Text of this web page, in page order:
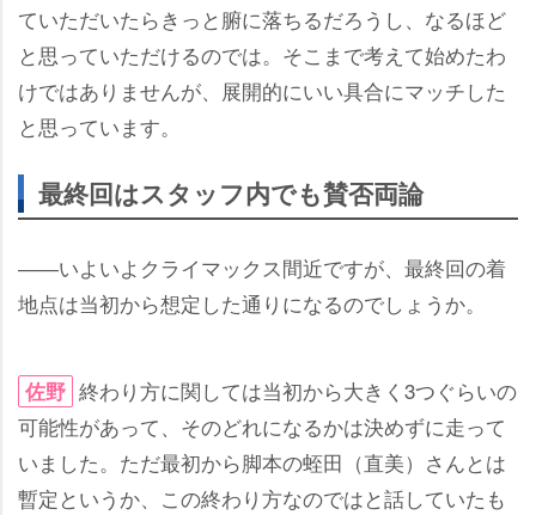
ていただいたらきっと腑に落ちるだろうし、なるほど
と思っていただけるのでは。そこまで考えて始めたわ
けではありませんが、展開的にいい具合にマッチした
と思っています。
最終回はスタッフ内でも賛否両論
――いよいよクライマックス間近ですが、最終回の着
地点は当初から想定した通りになるのでしょうか。
佐野 終わり方に関しては当初から大きく3つぐらいの
可能性があって、そのどれになるかは決めずに走って
いました。ただ最初から脚本の蛭田（直美）さんとは
暫定というか、この終わり方なのではと話していたも